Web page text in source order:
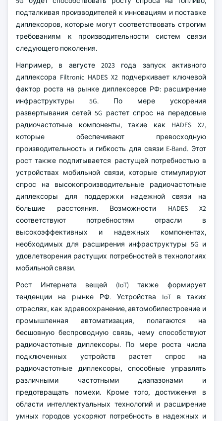
подталкивая производителей к инновациям и поставке
диплексоров, которые могут соответствовать строгим
требованиям к производительности систем связи
следующего поколения.
Например, в августе 2023 года запуск активного
диплексора Filtronic HADES X2 подчеркивает ключевой
фактор роста на рынке диплексеров РФ: расширение
инфраструктуры 5G. По мере ускорения
развертывания сетей 5G растет спрос на передовые
радиочастотные компоненты, такие как HADES X2,
которые обеспечивают превосходную
производительность и гибкость для связи E-Band. Этот
рост также подпитывается растущей потребностью в
устройствах мобильной связи, которые стимулируют
спрос на высокопроизводительные радиочастотные
диплексоры для поддержки надежной связи на
большие расстояния. Возможности HADES X2
соответствуют потребностям отрасли в
высокоэффективных и надежных компонентах,
необходимых для расширения инфраструктуры 5G и
удовлетворения растущих потребностей в технологиях
мобильной связи.
Рост Интернета вещей (IoT) также формирует
тенденции на рынке РФ. Устройства IoT в таких
отраслях, как здравоохранение, автомобилестроение и
промышленная автоматизация, полагаются на
бесшовную беспроводную связь, чему способствуют
радиочастотные диплексоры. По мере роста числа
подключенных устройств растет спрос на
радиочастотные диплексоры, способные управлять
различными частотными диапазонами и
предотвращать помехи. Кроме того, достижения в
области интеллектуальных технологий и расширение
умных городов ускоряют потребность в надежных и